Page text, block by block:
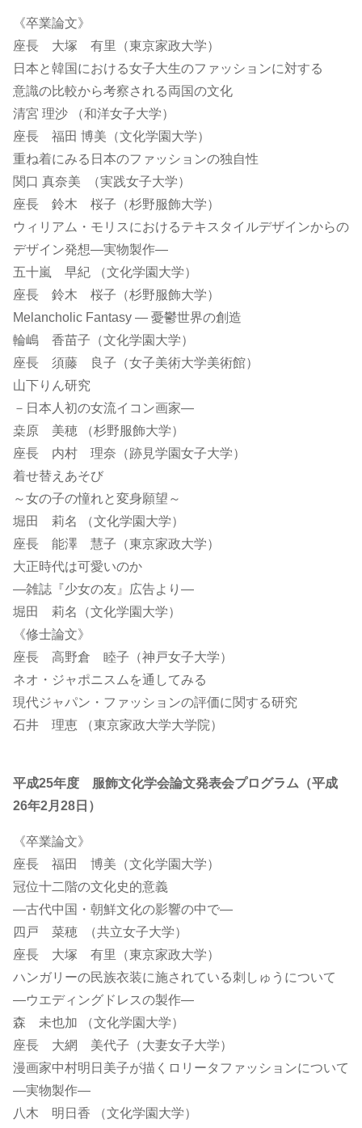
《卒業論文》
座長 大塚 有里（東京家政大学）
日本と韓国における女子大生のファッションに対する
意識の比較から考察される両国の文化
清宮 理沙 （和洋女子大学）
座長 福田 博美（文化学園大学）
重ね着にみる日本のファッションの独自性
関口 真奈美 （実践女子大学）
座長 鈴木 桜子（杉野服飾大学）
ウィリアム・モリスにおけるテキスタイルデザインからの
デザイン発想―実物製作―
五十嵐 早紀 （文化学園大学）
座長 鈴木 桜子（杉野服飾大学）
Melancholic Fantasy ― 憂鬱世界の創造
輪嶋 香苗子（文化学園大学）
座長 須藤 良子（女子美術大学美術館）
山下りん研究
－日本人初の女流イコン画家―
桒原 美穂 （杉野服飾大学）
座長 内村 理奈（跡見学園女子大学）
着せ替えあそび
～女の子の憧れと変身願望～
堀田 莉名 （文化学園大学）
座長 能澤 慧子（東京家政大学）
大正時代は可愛いのか
―雑誌『少女の友』広告より―
堀田 莉名（文化学園大学）
《修士論文》
座長 高野倉 睦子（神戸女子大学）
ネオ・ジャポニスムを通してみる
現代ジャパン・ファッションの評価に関する研究
石井 理恵 （東京家政大学大学院）
平成25年度 服飾文化学会論文発表会プログラム（平成
26年2月28日）
《卒業論文》
座長 福田 博美（文化学園大学）
冠位十二階の文化史的意義
―古代中国・朝鮮文化の影響の中で―
四戸 菜穂 （共立女子大学）
座長 大塚 有里（東京家政大学）
ハンガリーの民族衣装に施されている刺しゅうについて
―ウエディングドレスの製作―
森 未也加 （文化学園大学）
座長 大網 美代子（大妻女子大学）
漫画家中村明日美子が描くロリータファッションについて
―実物製作―
八木 明日香 （文化学園大学）